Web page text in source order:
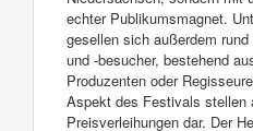
echter Publikumsmagnet.
gesellen sich außerdem
und -besucher, bestehend
Produzenten oder
Aspekt des Festivals stellen
Preisverleihungen dar. Der